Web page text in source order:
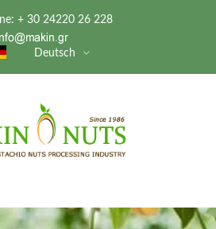
+ 30 24220 26 228
Deutsch